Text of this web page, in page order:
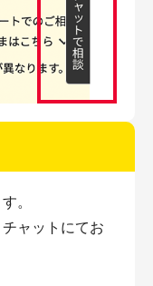
。
ャットにてお